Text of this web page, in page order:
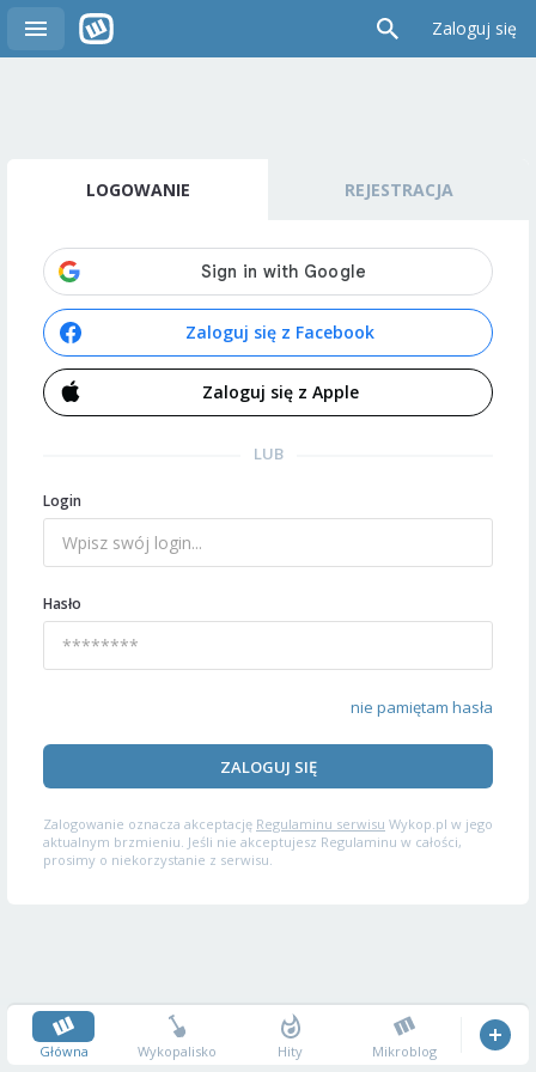
Zaloguj się
LOGOWANIE REJESTRACJA
Zaloguj się z Facebook
Zaloguj się z Apple
LUB
Login
Hasło
nie pamiętam hasła
ZALOGUJ SIĘ
Zalogowanie oznacza akceptację Regulaminu serwisu Wykop.pl w jego
aktualnym brzmieniu. Jeśli nie akceptujesz Regulaminu w całości,
prosimy o niekorzystanie z serwisu.
Główna Wykopalisko Hity Mikroblog